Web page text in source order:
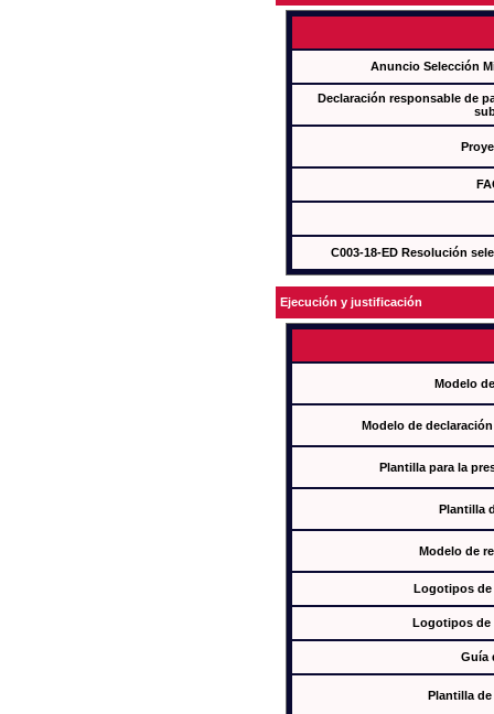
Anuncio Selección
Declaración responsable de
C003-18-ED Resolución
Ejecución y justificación
Modelo
Modelo de
Plantilla para la
Plantilla
Modelo de
Logotipos de
Logotipos de
Guía
Plantilla